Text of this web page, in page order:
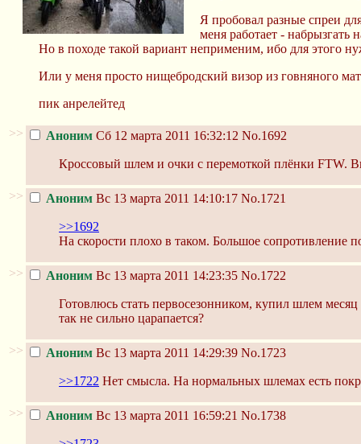
Я пробовал разные спреи
меня работает - набрызгать
Но в походе такой вариант неприменим, ибо для этого
Или у меня просто нищебродский визор из говняного
пик анрелейтед
>> Аноним Сб 12 марта 2011 16:32:12 No.1692
Кроссовый шлем и очки с перемоткой плёнки FTW.
>> Аноним Вс 13 марта 2011 14:10:17 No.1721
>>1692
На скорости плохо в таком. Большое сопротивление
>> Аноним Вс 13 марта 2011 14:23:35 No.1722
Готовлюсь стать первосезонником, купил шлем
так не сильно царапается?
>> Аноним Вс 13 марта 2011 14:29:39 No.1723
>>1722 Нет смысла. На нормальных шлемах есть
>> Аноним Вс 13 марта 2011 16:59:21 No.1738